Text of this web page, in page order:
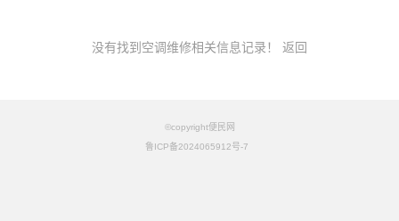
没有找到空调维修相关信息记录！ 返回
©copyright便民网
鲁ICP备2024065912号-7